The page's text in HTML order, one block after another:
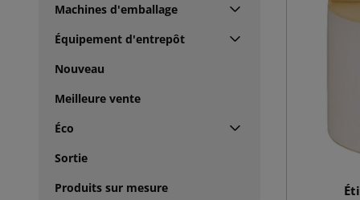
Machines d'emballage
Équipement d'entrepôt
Nouveau
Meilleure vente
Éco
Sortie
Produits sur mesure